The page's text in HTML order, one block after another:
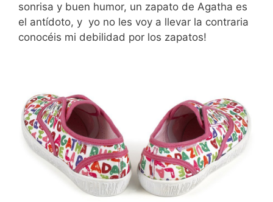
sonrisa y buen humor, un zapato de Agatha es
el antídoto, y yo no les voy a llevar la contraria
conocéis mi debilidad por los zapatos!